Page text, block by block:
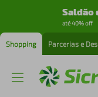
Saldão
até 40% off
Shopping Parcerias e